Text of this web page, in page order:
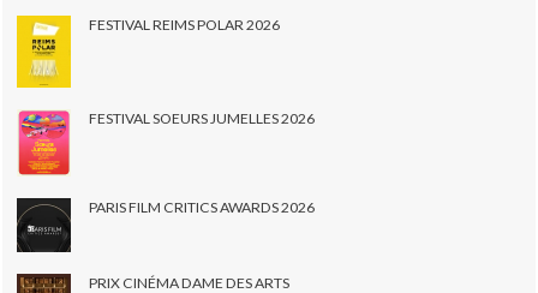
FESTIVAL REIMS POLAR 2026
FESTIVAL SOEURS JUMELLES 2026
PARIS FILM CRITICS AWARDS 2026
PRIX CINÉMA DAME DES ARTS